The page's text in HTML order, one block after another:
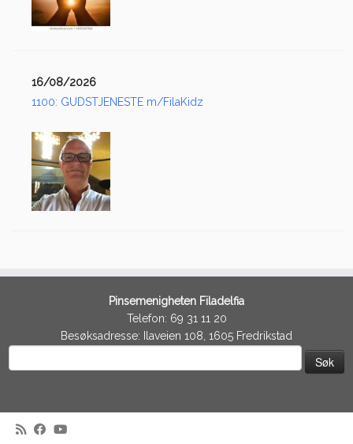
16/08/2026
1100: GUDSTJENESTE m/FilaKidz
Pinsemenigheten Filadelfia
Telefon: 69 31 11 20
Besøksadresse: Ilaveien 108, 1605 Fredrikstad
etter: